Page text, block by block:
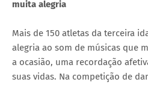
muita alegria
Mais de 150 atletas da terceira
alegria ao som de músicas que
a ocasião, uma recordação
suas vidas. Na competição de